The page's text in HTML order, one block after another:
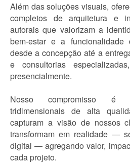
Além das soluções visuais,
completos de arquitetura e
autorais que valorizam a
bem-estar e a funcionalidade
desde a concepção até a
e consultorias
presencialmente.
Nosso compromisso é
tridimensionais de alta
capturam a visão de nossos
transformam em realidade —
digital — agregando valor,
cada projeto.